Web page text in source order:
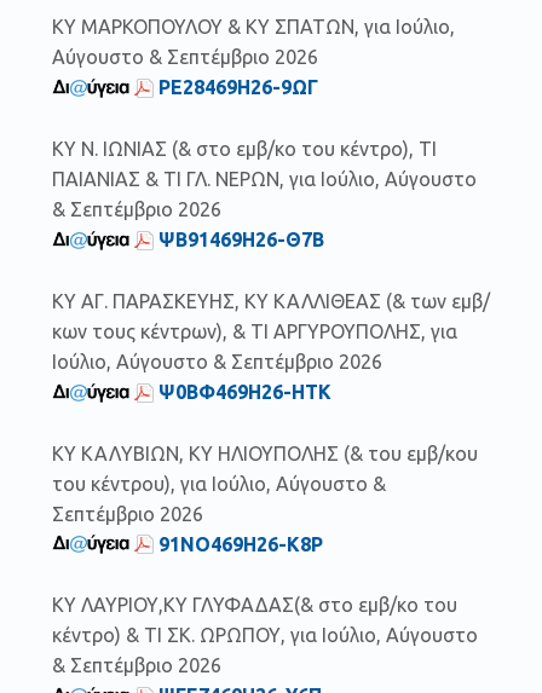
ΚΥ ΜΑΡΚΟΠΟΥΛΟΥ & ΚΥ ΣΠΑΤΩΝ, για Ιούλιο,
Αύγουστο & Σεπτέμβριο 2026
ΡΕ28469Η26-9ΩΓ
ΚΥ Ν. ΙΩΝΙΑΣ (& στo εμβ/κo του κέντρo), ΤΙ
ΠΑΙΑΝΙΑΣ & ΤΙ ΓΛ. ΝΕΡΩΝ, για Ιούλιο, Αύγουστο
& Σεπτέμβριο 2026
ΨΒ91469Η26-Θ7Β
ΚΥ ΑΓ. ΠΑΡΑΣΚΕΥΗΣ, ΚΥ ΚΑΛΛΙΘΕΑΣ (& των εμβ/
κων τους κέντρων), & ΤΙ ΑΡΓΥΡΟΥΠΟΛΗΣ, για
Ιούλιο, Αύγουστο & Σεπτέμβριο 2026
Ψ0ΒΦ469Η26-ΗΤΚ
ΚΥ ΚΑΛΥΒΙΩΝ, ΚΥ ΗΛΙΟΥΠΟΛΗΣ (& του εμβ/κoυ
του κέντρoυ), για Ιούλιο, Αύγουστο &
Σεπτέμβριο 2026
91ΝΟ469Η26-Κ8Ρ
ΚΥ ΛΑΥΡΙΟΥ,ΚΥ ΓΛΥΦΑΔΑΣ(& στo εμβ/κo του
κέντρo) & ΤΙ ΣΚ. ΩΡΩΠΟΥ, για Ιούλιο, Αύγουστο
& Σεπτέμβριο 2026